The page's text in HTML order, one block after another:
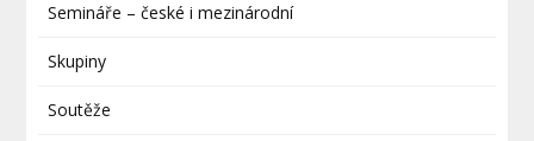
Semináře – české i mezinárodní
Skupiny
Soutěže